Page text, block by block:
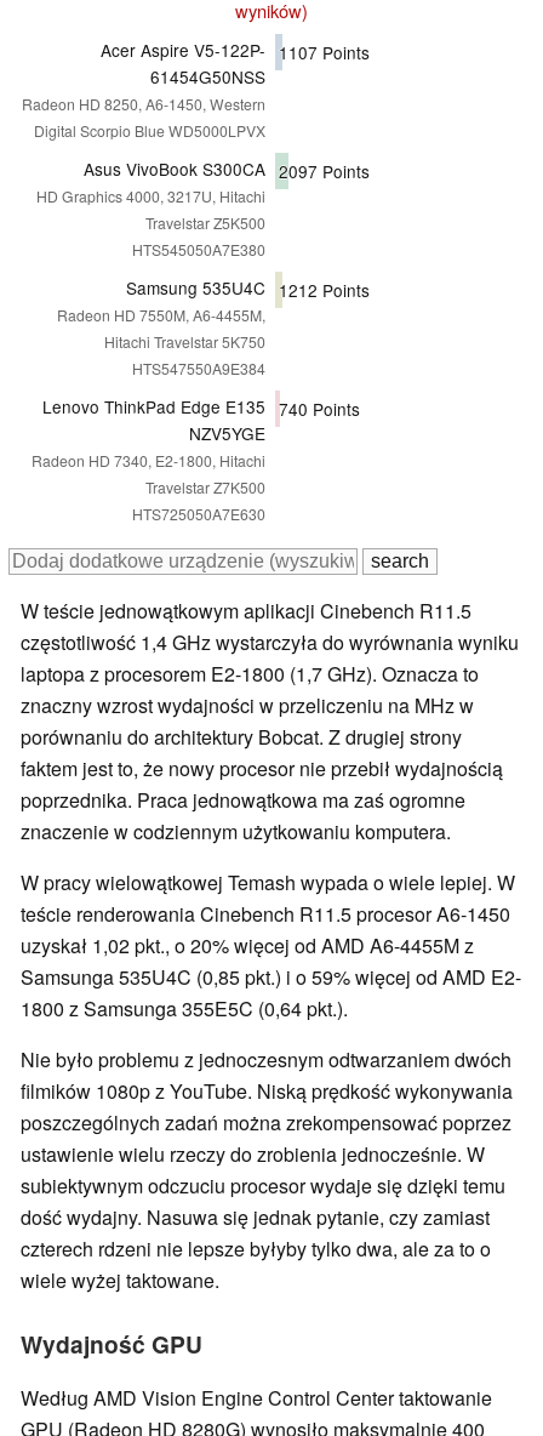
wyników)
Acer Aspire V5-122P-
61454G50NSS
Radeon HD 8250, A6-1450, Western
Digital Scorpio Blue WD5000LPVX
1107 Points
Asus VivoBook S300CA
HD Graphics 4000, 3217U, Hitachi
Travelstar Z5K500
HTS545050A7E380
2097 Points
Samsung 535U4C
Radeon HD 7550M, A6-4455M,
Hitachi Travelstar 5K750
HTS547550A9E384
1212 Points
Lenovo ThinkPad Edge E135
NZV5YGE
Radeon HD 7340, E2-1800, Hitachi
Travelstar Z7K500
HTS725050A7E630
740 Points
W teście jednowątkowym aplikacji Cinebench R11.5
częstotliwość 1,4 GHz wystarczyła do wyrównania wyniku
laptopa z procesorem E2-1800 (1,7 GHz). Oznacza to
znaczny wzrost wydajności w przeliczeniu na MHz w
porównaniu do architektury Bobcat. Z drugiej strony
faktem jest to, że nowy procesor nie przebił wydajnością
poprzednika. Praca jednowątkowa ma zaś ogromne
znaczenie w codziennym użytkowaniu komputera.
W pracy wielowątkowej Temash wypada o wiele lepiej. W
teście renderowania Cinebench R11.5 procesor A6-1450
uzyskał 1,02 pkt., o 20% więcej od AMD A6-4455M z
Samsunga 535U4C (0,85 pkt.) i o 59% więcej od AMD E2-
1800 z Samsunga 355E5C (0,64 pkt.).
Nie było problemu z jednoczesnym odtwarzaniem dwóch
filmików 1080p z YouTube. Niską prędkość wykonywania
poszczególnych zadań można zrekompensować poprzez
ustawienie wielu rzeczy do zrobienia jednocześnie. W
subiektywnym odczuciu procesor wydaje się dzięki temu
dość wydajny. Nasuwa się jednak pytanie, czy zamiast
czterech rdzeni nie lepsze byłyby tylko dwa, ale za to o
wiele wyżej taktowane.
Wydajność GPU
Według AMD Vision Engine Control Center taktowanie
GPU (Radeon HD 8280G) wynosiło maksymalnie 400